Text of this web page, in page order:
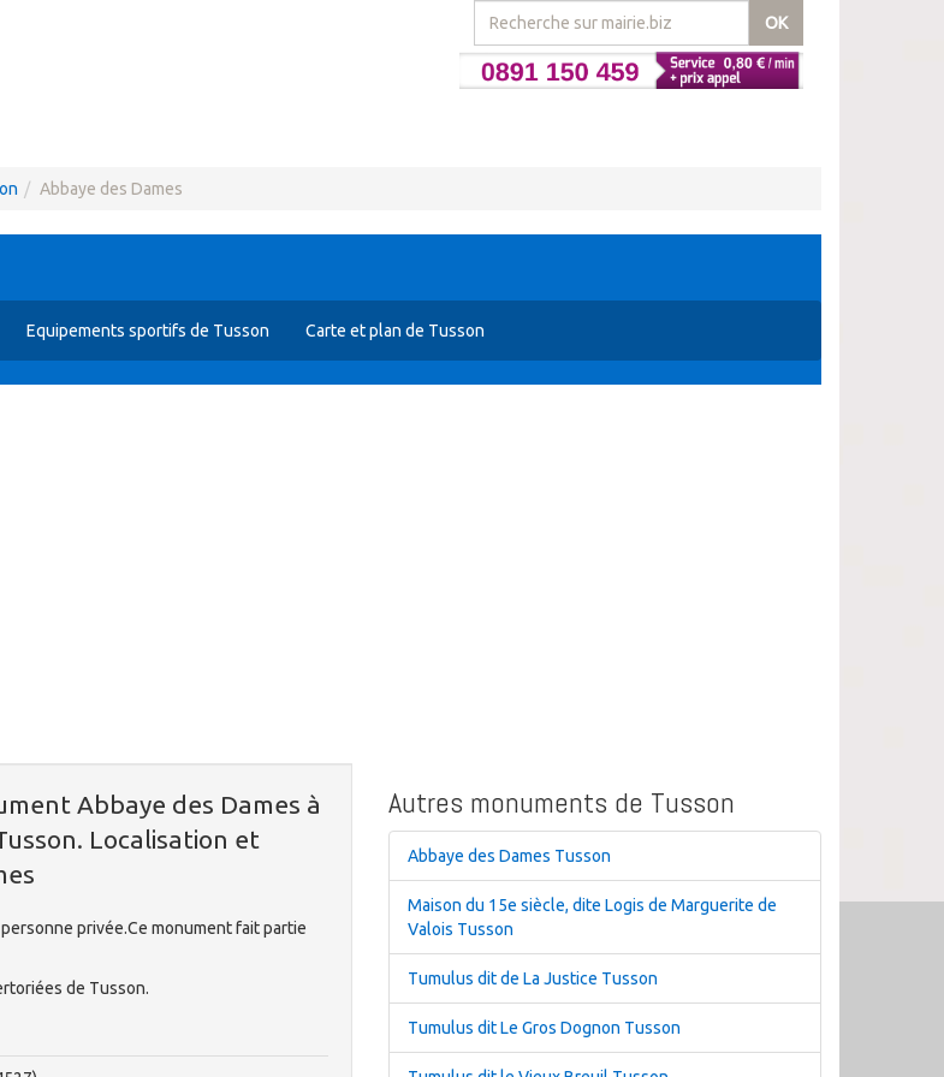
OK
Abbaye des Dames
Equipements sportifs de Tusson Carte et plan de Tusson
Abbaye des Dames à
Localisation et
privée.Ce monument fait partie
de Tusson.
Autres monuments de Tusson
Abbaye des Dames Tusson
Maison du 15e siècle, dite Logis de Marguerite de
Valois Tusson
Tumulus dit de La Justice Tusson
Tumulus dit Le Gros Dognon Tusson